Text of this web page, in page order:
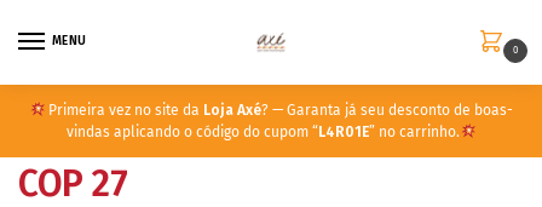
MENU
0
Primeira vez no site da Loja Axé? — Garanta já seu desconto de boas-
vindas aplicando o código do cupom “ L4R01E” no carrinho.
COP 27